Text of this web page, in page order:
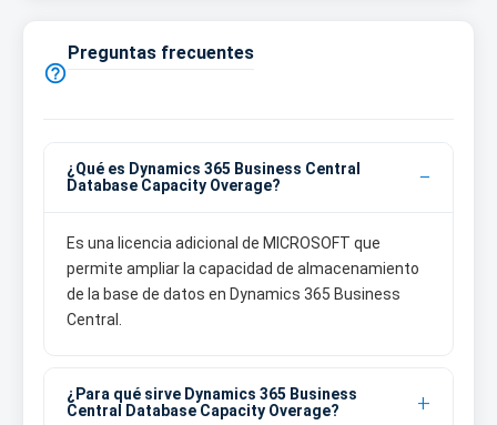

Preguntas frecuentes
¿Qué es Dynamics 365 Business Central
Database Capacity Overage?
Es una licencia adicional de MICROSOFT que
permite ampliar la capacidad de almacenamiento
de la base de datos en Dynamics 365 Business
Central.
¿Para qué sirve Dynamics 365 Business
Central Database Capacity Overage?